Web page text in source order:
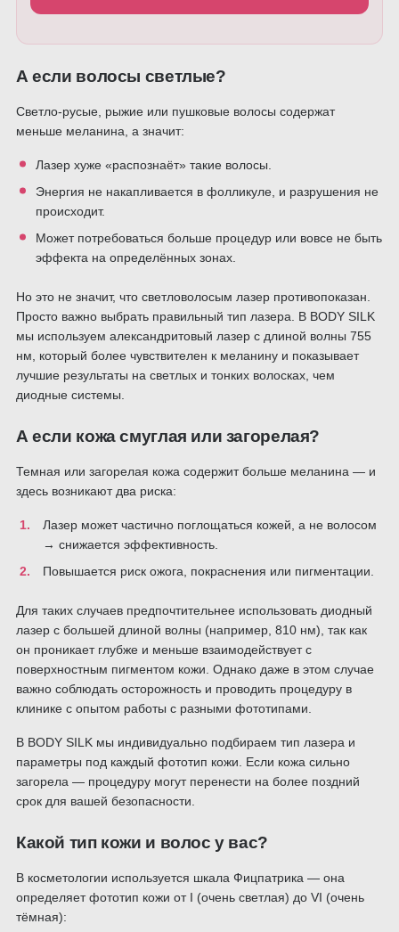
А если волосы светлые?
Светло-русые, рыжие или пушковые волосы содержат
меньше меланина, а значит:
Лазер хуже «распознаёт» такие волосы.
Энергия не накапливается в фолликуле, и разрушения не
происходит.
Может потребоваться больше процедур или вовсе не быть
эффекта на определённых зонах.
Но это не значит, что светловолосым лазер противопоказан.
Просто важно выбрать правильный тип лазера. В BODY SILK
мы используем александритовый лазер с длиной волны 755
нм, который более чувствителен к меланину и показывает
лучшие результаты на светлых и тонких волосках, чем
диодные системы.
А если кожа смуглая или загорелая?
Темная или загорелая кожа содержит больше меланина — и
здесь возникают два риска:
Лазер может частично поглощаться кожей, а не волосом
→ снижается эффективность.
Повышается риск ожога, покраснения или пигментации.
Для таких случаев предпочтительнее использовать диодный
лазер с большей длиной волны (например, 810 нм), так как
он проникает глубже и меньше взаимодействует с
поверхностным пигментом кожи. Однако даже в этом случае
важно соблюдать осторожность и проводить процедуру в
клинике с опытом работы с разными фототипами.
В BODY SILK мы индивидуально подбираем тип лазера и
параметры под каждый фототип кожи. Если кожа сильно
загорела — процедуру могут перенести на более поздний
срок для вашей безопасности.
Какой тип кожи и волос у вас?
В косметологии используется шкала Фицпатрика — она
определяет фототип кожи от I (очень светлая) до VI (очень
тёмная):